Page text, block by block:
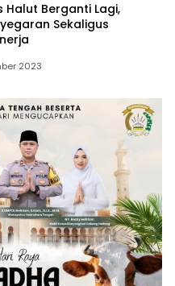
Halut Berganti Lagi,
Sekaligus
2023